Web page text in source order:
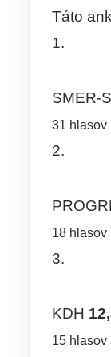
Táto
1.
SMER-
31 hlasov
2.
18 hlasov
3.
KDH
15 hlasov